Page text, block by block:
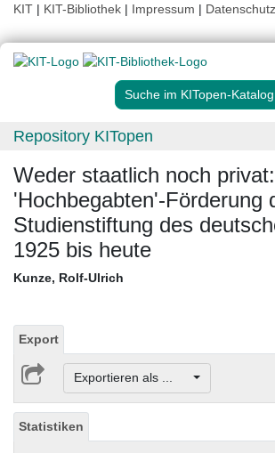
KIT | KIT-Bibliothek | Impressum | Datenschutz
Suche im KITopen-Katalog
Repository KITopen
Weder staatlich noch
'Hochbegabten'-Förderung
Studienstiftung des
1925 bis heute
Kunze, Rolf-Ulrich
Export
Exportieren als ...
Statistiken